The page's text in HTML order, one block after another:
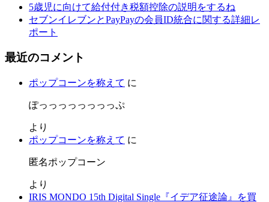
5歳児に向けて給付付き税額控除の説明をするね
セブンイレブンとPayPayの会員ID統合に関する詳細レ
ポート
最近のコメント
ポップコーンを称えて に
ぽっっっっっっっっぷ
より
ポップコーンを称えて に
匿名ポップコーン
より
IRIS MONDO 15th Digital Single『イデア征途論』を買